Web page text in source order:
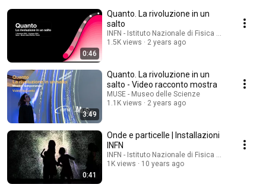
0:46
Quanto. La rivoluzione in un
salto
INFN - Istituto Nazionale di Fisica Nucleare
1.5K views
2 years ago
3:49
Quanto. La rivoluzione in un
salto - Video racconto mostra
MUSE - Museo delle Scienze
1.1K views
2 years ago
0:41
Onde e particelle | Installazioni
INFN
INFN - Istituto Nazionale di Fisica Nucleare
1K views
10 years ago